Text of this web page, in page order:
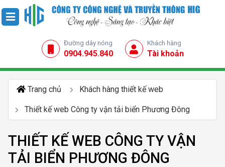
Đường dây nóng
0904.945.840
Khách hàng
Tài khoản
Trang chủ Khách hàng thiết kế web
Thiết kế web Công ty vận tải biển Phương Đông
THIẾT KẾ WEB CÔNG TY VẬN
TẢI BIỂN PHƯƠNG ĐÔNG